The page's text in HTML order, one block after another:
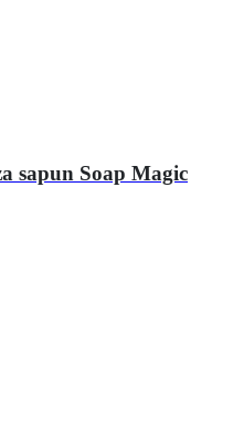
sapun Soap Magic